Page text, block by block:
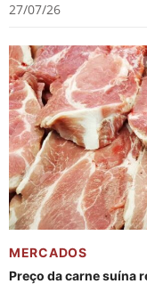
27/07/26
MERCADOS
Preço da carne suína